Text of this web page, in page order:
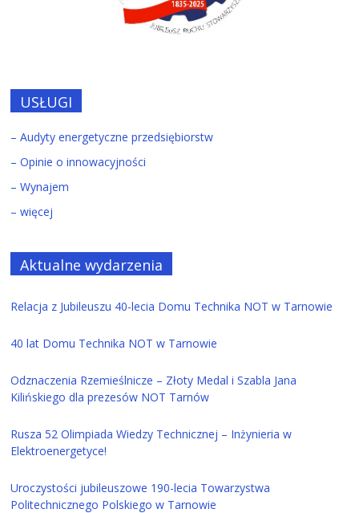
USŁUGI
– Audyty energetyczne przedsiębiorstw
– Opinie o innowacyjności
– Wynajem
– więcej
Aktualne wydarzenia
Relacja z Jubileuszu 40-lecia Domu Technika NOT w Tarnowie
40 lat Domu Technika NOT w Tarnowie
Odznaczenia Rzemieślnicze – Złoty Medal i Szabla Jana
Kilińskiego dla prezesów NOT Tarnów
Rusza 52 Olimpiada Wiedzy Technicznej – Inżynieria w
Elektroenergetyce!
Uroczystości jubileuszowe 190-lecia Towarzystwa
Politechnicznego Polskiego w Tarnowie